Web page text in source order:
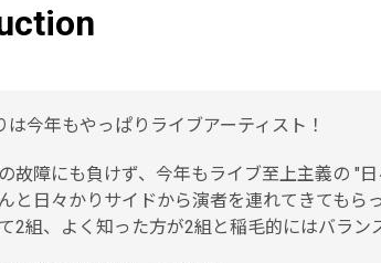
は今年もやっぱりライブアーティスト！
故障にも負けず、今年もライブ至上主義の "
と日々かりサイドから演者を連れてきてもら
2組、よく知った方が2組と稲毛的にはバラン